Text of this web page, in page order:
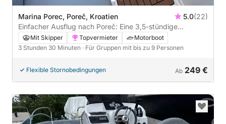
Marina Porec, Poreč, Kroatien 5.0(22)
Einfacher Ausflug nach Poreč: Eine 3,5-stündige
Bootsfahrt mit einem Motorboot
Mit Skipper Topvermieter
Motorboot
3 Stunden 30 Minuten · Für Gruppen mit bis zu 9 Personen
Flexible Stornobedingungen Ab 249 €